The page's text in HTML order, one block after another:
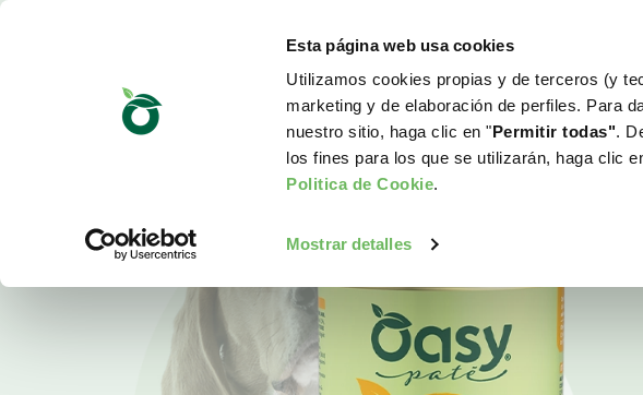
Esta página web usa cookies
Utilizamos cookies propias y de terceros (y
marketing y de elaboración de perfiles. Para
nuestro sitio, haga clic en "Permitir todas".
los fines para los que se utilizarán, haga clic
Politica de Cookie.
Mostrar detalles